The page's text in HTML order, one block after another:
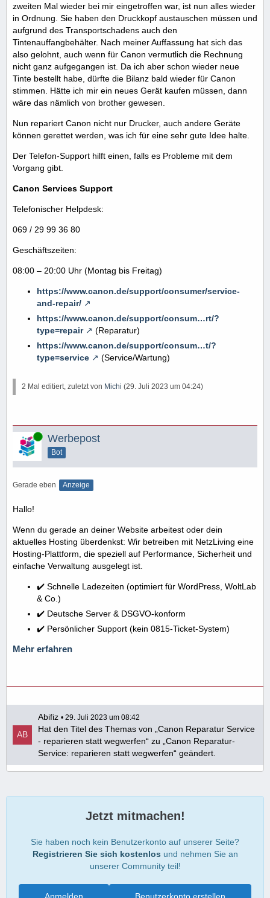
zweiten Mal wieder bei mir eingetroffen war, ist nun alles wieder
in Ordnung. Sie haben den Druckkopf austauschen müssen und
aufgrund des Transportschadens auch den
Tintenauffangbehälter. Nach meiner Auffassung hat sich das
also gelohnt, auch wenn für Canon vermutlich die Rechnung
nicht ganz aufgegangen ist. Da ich aber schon wieder neue
Tinte bestellt habe, dürfte die Bilanz bald wieder für Canon
stimmen. Hätte ich mir ein neues Gerät kaufen müssen, dann
wäre das nämlich von brother gewesen.
Nun repariert Canon nicht nur Drucker, auch andere Geräte
können gerettet werden, was ich für eine sehr gute Idee halte.
Der Telefon-Support hilft einen, falls es Probleme mit dem
Vorgang gibt.
Canon Services Support
Telefonischer Helpdesk:
069 / 29 99 36 80
Geschäftszeiten:
08:00 – 20:00 Uhr (Montag bis Freitag)
https://www.canon.de/support/consumer/service-
and-repair/
https://www.canon.de/support/consum…rt/?
type=repair
(Reparatur)
https://www.canon.de/support/consum…t/?
type=service
(Service/Wartung)
2 Mal editiert, zuletzt von Michi (29. Juli 2023 um 04:24)
Online Werbepost
Bot
Gerade eben Anzeige
Hallo!
Wenn du gerade an deiner Website arbeitest oder dein
aktuelles Hosting überdenkst: Wir betreiben mit NetzLiving eine
Hosting-Plattform, die speziell auf Performance, Sicherheit und
einfache Verwaltung ausgelegt ist.
✔️ Schnelle Ladezeiten (optimiert für WordPress, WoltLab
& Co.)
✔️ Deutsche Server & DSGVO-konform
✔️ Persönlicher Support (kein 0815-Ticket-System)
Mehr erfahren
Abifiz 29. Juli 2023 um 08:42
Hat den Titel des Themas von „Canon Reparatur Service
- reparieren statt wegwerfen“ zu „Canon Reparatur-
Service: reparieren statt wegwerfen“ geändert.
Jetzt mitmachen!
Sie haben noch kein Benutzerkonto auf unserer Seite?
Registrieren Sie sich kostenlos und nehmen Sie an
unserer Community teil!